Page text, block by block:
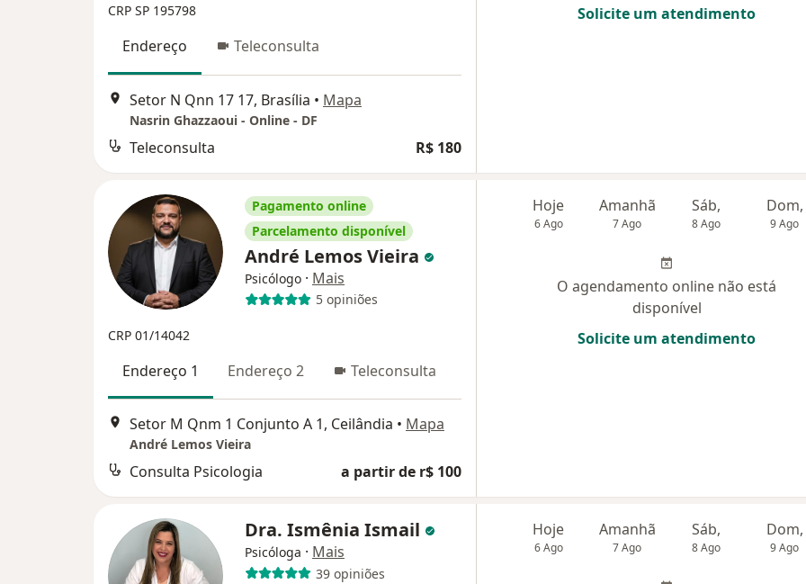
CRP SP 195798
Endereço Teleconsulta
Setor N Qnn 17 17, Brasília • Mapa
Nasrin Ghazzaoui - Online - DF
Teleconsulta R$ 180
Solicite um atendimento
Pagamento online
Parcelamento disponível
André Lemos Vieira
Psicólogo · Mais
5 opiniões
CRP 01/14042
Endereço 1 Endereço 2 Teleconsulta
Setor M Qnm 1 Conjunto A 1, Ceilândia • Mapa
André Lemos Vieira
Consulta Psicologia a partir de r$ 100
Hoje
6 Ago
Amanhã
7 Ago
Sáb,
8 Ago
Dom,
9 Ago
O agendamento online não está
disponível
Solicite um atendimento
Dra. Ismênia Ismail
Psicóloga · Mais
39 opiniões
Hoje
6 Ago
Amanhã
7 Ago
Sáb,
8 Ago
Dom,
9 Ago